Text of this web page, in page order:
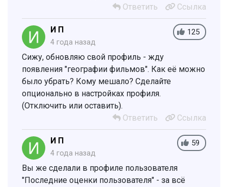
Ответить
Ссылка
125
И П
4 года назад
Сижу, обновляю свой профиль - жду
появления "географии фильмов". Как её можно
было убрать? Кому мешало? Сделайте
опционально в настройках профиля.
(Отключить или оставить).
Ответить
Ссылка
59
И П
4 года назад
Вы же сделали в профиле пользователя
"Последние оценки пользователя" - за всё